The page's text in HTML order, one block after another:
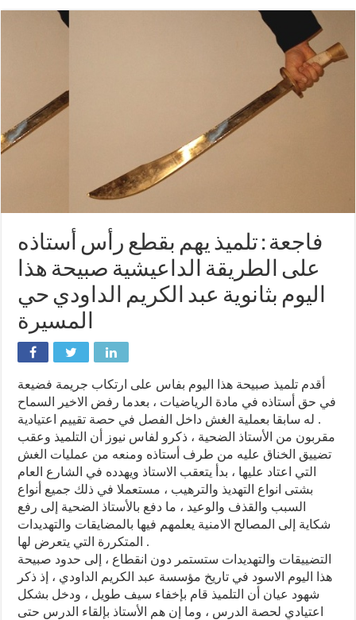
فاجعة : تلميذ يهم بقطع رأس أستاذه
على الطريقة الداعيشية صبيحة هذا
اليوم بثانوية عبد الكريم الداودي حي
المسيرة
أقدم تلميذ صبيحة هذا اليوم بفاس على ارتكاب جريمة فضيعة
في حق أستاذه في مادة الرياضيات ، بعدما رفض الاخير السماح
له سابقا بعملية الغش داخل الفصل في حصة تقييم اعتيادية .
مقربون من الأستاذ الضحية ، ذكرو لفاس نيوز أن التلميذ وعقب
تضييق الخناق عليه من طرف أستاذه ومنعه من عمليات الغش
التي اعتاد عليها ، بدأ يتعقب الاستاذ ويهدده في الشارع العام
بشتى انواع التهديذ والترهيب ، مستعملا في ذلك جميع أنواع
السبب والقذف والوعيد ، ما دفع بالأستاذ الضحية إلى رفع
شكاية إلى المصالح الامنية يعلمهم فيها بالمضايقات والتهديدات
المتكررة التي يتعرض لها .
التضييقات والتهديدات ستستمر دون انقطاع ، إلى حدود صبيحة
هذا اليوم الاسود في تاريخ مؤسسة عبد الكريم الداودي ، إذ ذكر
شهود عيان أن التلميذ قام بإخفاء سيف طويل ، ودخل بشكل
اعتيادي لحصة الدرس ، وما إن هم الأستاذ بإلقاء الدرس حتى